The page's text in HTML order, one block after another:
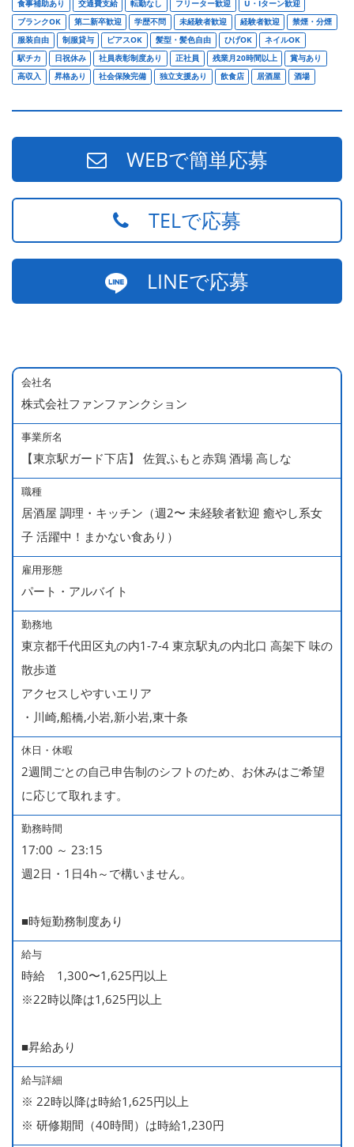
食事補助あり
交通費支給 転勤なし フリーター歓迎
U・Iターン歓迎
ブランクOK
第二新卒歓迎 学歴不問 未経験者歓迎 経験者歓迎
禁煙・分煙
服装自由
制服貸与 ピアスOK 髪型・髪色自由 ひげOK
ネイルOK
駅チカ
日祝休み 社員表彰制度あり 正社員 残業月20時間以上
賞与あり
高収入
昇格あり 社会保険完備 独立支援あり 飲食店 居酒屋 酒場
WEBで簡単応募
TELで応募
LINEで応募
会社名
株式会社ファンファンクション
事業所名
【東京駅ガード下店】 佐賀ふもと赤鶏 酒場 高しな
職種
居酒屋 調理・キッチン（週2〜 未経験者歓迎 癒やし系女
子 活躍中！まかない食あり）
雇用形態
パート・アルバイト
勤務地
東京都千代田区丸の内1-7-4 東京駅丸の内北口 高架下 味の
散歩道
アクセスしやすいエリア
・川崎,船橋,小岩,新小岩,東十条
休日・休暇
2週間ごとの自己申告制のシフトのため、お休みはご希望
に応じて取れます。
勤務時間
17:00 ～ 23:15
週2日・1日4h～で構いません。
■時短勤務制度あり
給与
時給 1,300〜1,625円以上
※22時以降は1,625円以上
■昇給あり
給与詳細
※ 22時以降は時給1,625円以上
※ 研修期間（40時間）は時給1,230円